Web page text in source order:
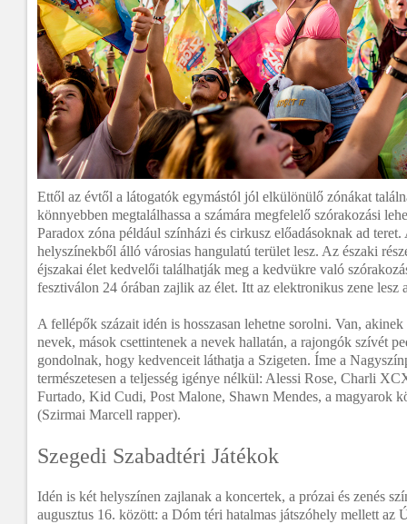
Ettől az évtől a látogatók egymástól jól elkülönülő zónákat
könnyebben megtalálhassa a számára megfelelő szórakozási
Paradox zóna például színházi és cirkusz előadásoknak ad
helyszínekből álló városias hangulatú terület lesz. Az északi
éjszakai élet kedvelői találhatják meg a kedvükre való
fesztiválon 24 órában zajlik az élet. Itt az elektronikus zene lesz
A fellépők százait idén is hosszasan lehetne sorolni. Van,
nevek, mások csettintenek a nevek hallatán, a rajongók szívét
gondolnak, hogy kedvenceit láthatja a Szigeten. Íme a
természetesen a teljesség igénye nélkül: Alessi Rose, Charli
Furtado, Kid Cudi, Post Malone, Shawn Mendes, a magyarok
(Szirmai Marcell rapper).
Szegedi Szabadtéri Játékok
Idén is két helyszínen zajlanak a koncertek, a prózai és zenés
augusztus 16. között: a Dóm téri hatalmas játszóhely mellett az